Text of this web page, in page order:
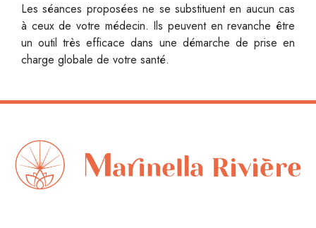
Les séances proposées ne se substituent en aucun cas
à ceux de votre médecin. Ils peuvent en revanche être
un outil très efficace dans une démarche de prise en
charge globale de votre santé.